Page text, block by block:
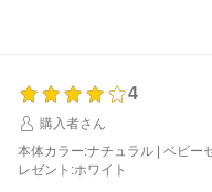
4
購入者さん
本体カラー:ナチュラル | ベビー
レゼント:ホワイト